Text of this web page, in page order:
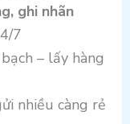
ghi nhãn
7
– lấy hàng
nhiều càng rẻ